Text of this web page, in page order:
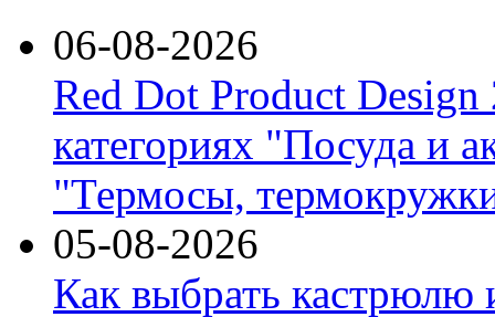
06-08-2026
Red Dot Product Design
категориях "Посуда и
"Термосы,
05-08-2026
Как выбрать кастрюлю